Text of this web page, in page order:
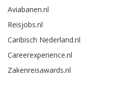
Aviabanen.nl
Reisjobs.nl
Caribisch Nederland.nl
Careerexperience.nl
Zakenreisawards.nl